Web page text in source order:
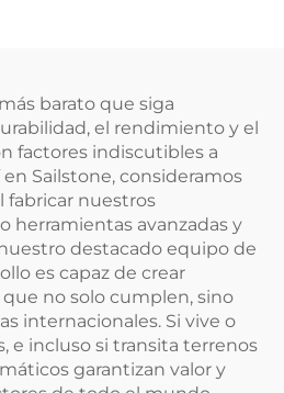
barato que siga
el rendimiento y el
factores indiscutibles a
Sailstone, consideramos
fabricar nuestros
herramientas avanzadas y
destacado equipo de
es capaz de crear
no solo cumplen, sino
internacionales. Si vive o
e incluso si transita terrenos
garantizan valor y